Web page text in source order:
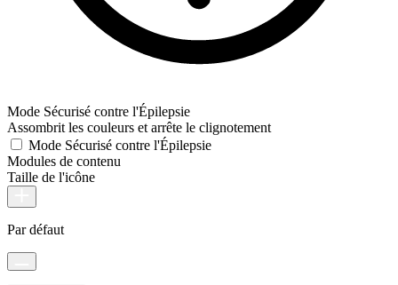
Mode Sécurisé contre l'Épilepsie
Assombrit les couleurs et arrête le clignotement
Mode Sécurisé contre l'Épilepsie
Modules de contenu
Taille de l'icône
Par défaut